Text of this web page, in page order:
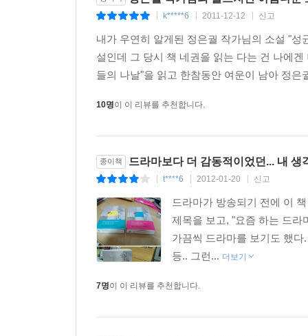
k*****6 2011-12-12 신고
내가 우연히 알게된 정은궐 작가님의 소설 "
설인데 그 당시 책 네권을 읽는 다는 건 나에
들의 나날"을 읽고 한참동안 여운이 남아 정
10명이 이 리뷰를 추천합니다.
종이책 드라마보다 더 감동적이었던... 내 생
t****6 2012-01-20 신고
드라마가 방송되기 전에 이
제목을 보고, "요즘 하는 드라
가끔씩 드라마를 보기도 했
등.. 그런... 더보기
7명이 이 리뷰를 추천합니다.